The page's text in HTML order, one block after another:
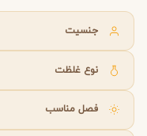
جنسیت
نوع غلظت
فصل مناسب